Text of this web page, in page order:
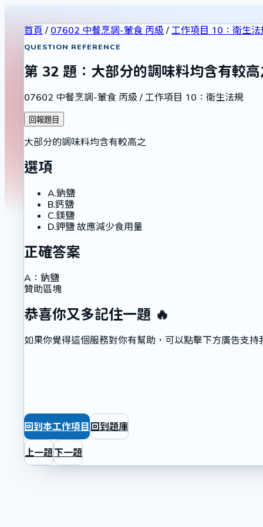
首頁 / 07602 中餐烹調-葷食 丙級 / 工作項目 10：衛生法
QUESTION REFERENCE
第 32 題： 大部分的調味料均含有較
07602 中餐烹調-葷食 丙級 / 工作項目 10：衛生法規
回報題目
大部分的調味料均含有較高之
選項
A.鈉鹽
B.鈣鹽
C.鎂鹽
D.鉀鹽 故應減少食用量
正確答案
A ： 鈉鹽
贊助區塊
恭喜你又多記住一題 🔥
如果你覺得這個服務對你有幫助，可以點擊下方廣告支持
回到本工作項目 回到題庫
上一題下一題